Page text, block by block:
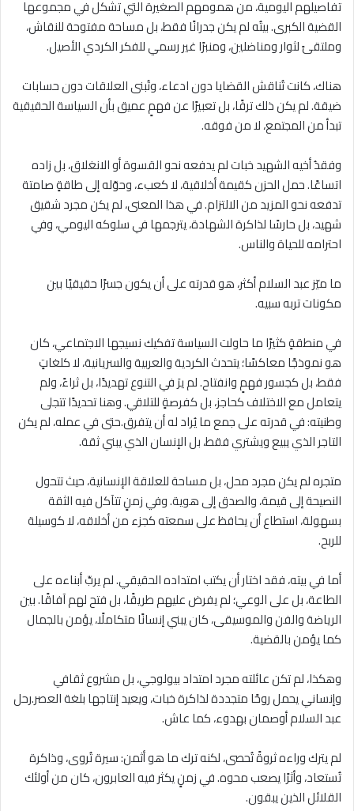
تفاصيلهم اليومية، من همومهم الصغيرة التي تشكل في مجموعها
القضية الكبرى. بيتُه لم يكن جدرانًا فقط، بل مساحة مفتوحة للنقاش،
وملتقىً لثوار ومناضلين، ومنبرًا غير رسمي للفكر الكردي الأصيل.
هناك، كانت تُناقش القضايا دون ادعاء، وتُبنى العلاقات دون حسابات
ضيقة. لم يكن ذلك ترفًا، بل تعبيرًا عن فهمٍ عميق بأن السياسة الحقيقية
تبدأ من المجتمع، لا من فوقه.
وفقدُ أخيه الشهيد خبات لم يدفعه نحو القسوة أو الانغلاق، بل زاده
اتساعًا. حمل الحزن كقيمة أخلاقية، لا كعبء، وحوّله إلى طاقةٍ صامتة
تدفعه نحو المزيد من الالتزام. في هذا المعنى، لم يكن مجرد شقيق
شهيد، بل حارسًا لذاكرة الشهادة، يترجمها في سلوكه اليومي، وفي
احترامه للحياة والناس.
ما ميّز عبد السلام أكثر، هو قدرته على أن يكون جسرًا حقيقيًا بين
مكونات تربه‌ سبيه.
في منطقةٍ كثيرًا ما حاولت السياسة تفكيك نسيجها الاجتماعي، كان
هو نموذجًا معاكسًا؛ يتحدث الكردية والعربية والسريانية، لا كلغاتٍ
فقط، بل كجسور فهمٍ وانفتاح. لم يرَ في التنوع تهديدًا، بل ثراءً، ولم
يتعامل مع الاختلاف كحاجز، بل كفرصةٍ للتلاقي. وهنا تحديدًا تتجلى
وطنيته: في قدرته على جمع ما يُراد له أن يتفرق.حتى في عمله، لم يكن
التاجر الذي يبيع ويشتري فقط، بل الإنسان الذي يبني ثقة.
متجره لم يكن مجرد محل، بل مساحة للعلاقة الإنسانية، حيث تتحول
النصيحة إلى قيمة، والصدق إلى هوية. وفي زمنٍ تتآكل فيه الثقة
بسهولة، استطاع أن يحافظ على سمعته كجزء من أخلاقه، لا كوسيلة
للربح.
أما في بيته، فقد اختار أن يكتب امتداده الحقيقي. لم يربِّ أبناءه على
الطاعة، بل على الوعي؛ لم يفرض عليهم طريقًا، بل فتح لهم آفاقًا. بين
الرياضة والفن والموسيقى، كان يبني إنسانًا متكاملًا، يؤمن بالجمال
كما يؤمن بالقضية.
وهكذا، لم تكن عائلته مجرد امتداد بيولوجي، بل مشروع ثقافي
وإنساني يحمل روحًا متجددة لذاكرة خبات، ويعيد إنتاجها بلغة العصر.رحل
عبد السلام أوصمان بهدوء، كما عاش.
لم يترك وراءه ثروةً تُحصى، لكنه ترك ما هو أثمن: سيرة تُروى، وذاكرة
تُستعاد، وأثرًا يصعب محوه. في زمنٍ يكثر فيه العابرون، كان من أولئك
القلائل الذين يبقون.